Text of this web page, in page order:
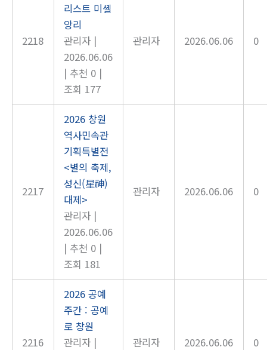
2218
리스트 미셸
앙리
관리자 |
2026.06.06
| 추천 0 |
조회 177
관리자 2026.06.06 0
2217
2026 창원
역사민속관
기획특별전
<별의 축제,
성신(星神)
대제>
관리자 |
2026.06.06
| 추천 0 |
조회 181
관리자 2026.06.06 0
2216
2026 공예
주간 : 공예
로 창원
관리자 |
관리자 2026.06.06 0